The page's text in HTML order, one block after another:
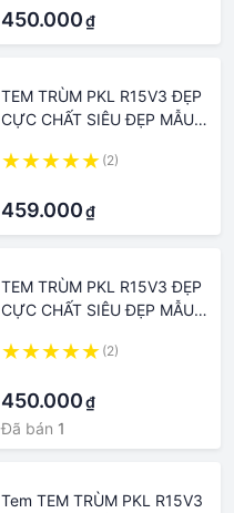
450.000₫
TEM TRÙM PKL R15V3 ĐẸP
CỰC CHẤT SIÊU ĐẸP MẪU
CHUYỂN ĐC SANG XE KHÁC
NHÉ
(2)
459.000₫
TEM TRÙM PKL R15V3 ĐẸP
CỰC CHẤT SIÊU ĐẸP MẪU
(2)
450.000₫
Đã bán 1
Tem TEM TRÙM PKL R15V3